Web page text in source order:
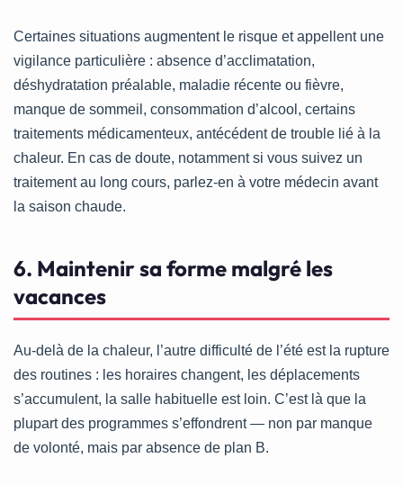
Certaines situations augmentent le risque et appellent une
vigilance particulière : absence d’acclimatation,
déshydratation préalable, maladie récente ou fièvre,
manque de sommeil, consommation d’alcool, certains
traitements médicamenteux, antécédent de trouble lié à la
chaleur. En cas de doute, notamment si vous suivez un
traitement au long cours, parlez-en à votre médecin avant
la saison chaude.
6. Maintenir sa forme malgré les
vacances
Au-delà de la chaleur, l’autre difficulté de l’été est la rupture
des routines : les horaires changent, les déplacements
s’accumulent, la salle habituelle est loin. C’est là que la
plupart des programmes s’effondrent — non par manque
de volonté, mais par absence de plan B.